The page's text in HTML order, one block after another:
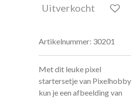
Uitverkocht
Artikelnummer: 30201
Met dit leuke pixel
startersetje van Pixelhobby
kun je een afbeelding van